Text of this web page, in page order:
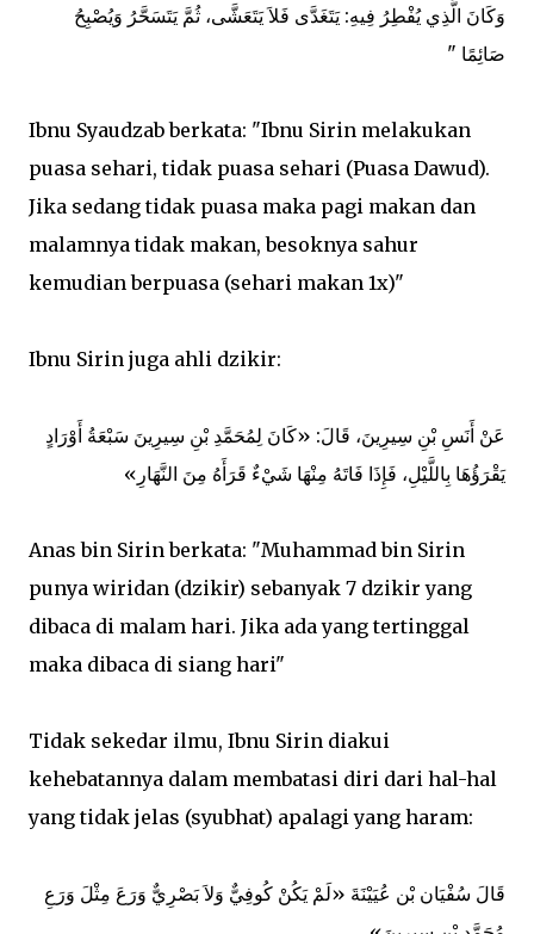
ﻭَﻛَﺎﻥَ اﻟَّﺬِﻱ ﻳُﻔْﻄِﺮُ ﻓِﻴﻪِ: ﻳَﺘَﻐَﺪَّﻯ ﻓَﻼَ ﻳَﺘَﻌَﺸَّﻰ، ﺛُﻢَّ ﻳَﺘَﺴَﺤَّﺮُ ﻭَﻳُﺼْﺒِﺢُ
ﺻَﺎﺋِﻤًﺎ "
Ibnu Syaudzab berkata: "Ibnu Sirin melakukan
puasa sehari, tidak puasa sehari (Puasa Dawud).
Jika sedang tidak puasa maka pagi makan dan
malamnya tidak makan, besoknya sahur
kemudian berpuasa (sehari makan 1x)"
Ibnu Sirin juga ahli dzikir:
ﻋَﻦْ ﺃَﻧَﺲِ ﺑْﻦِ ﺳِﻴﺮِﻳﻦَ، ﻗَﺎﻝَ: «ﻛَﺎﻥَ ﻟِﻤُﺤَﻤَّﺪِ ﺑْﻦِ ﺳِﻴﺮِﻳﻦَ ﺳَﺒْﻌَﺔُ ﺃَﻭْﺭَاﺩٍ
ﻳَﻘْﺮَﺅُﻫَﺎ ﺑِﺎﻟﻠَّﻴْﻞِ، ﻓَﺈِﺫَا ﻓَﺎﺗَﻪُ ﻣِﻨْﻬَﺎ ﺷَﻲْءٌ ﻗَﺮَﺃَﻩُ ﻣِﻦَ اﻟﻨَّﻬَﺎﺭِ»
Anas bin Sirin berkata: "Muhammad bin Sirin
punya wiridan (dzikir) sebanyak 7 dzikir yang
dibaca di malam hari. Jika ada yang tertinggal
maka dibaca di siang hari"
Tidak sekedar ilmu, Ibnu Sirin diakui
kehebatannya dalam membatasi diri dari hal-hal
yang tidak jelas (syubhat) apalagi yang haram:
ﻗَﺎﻝَ ﺳُﻔْﻴَﺎﻥ ﺑْﻦ ﻋُﻴَﻴْﻨَﺔَ «ﻟَﻢْ ﻳَﻜُﻦْ ﻛُﻮﻓِﻲٌّ ﻭَﻻَ ﺑَﺼْﺮِﻱٌّ ﻭَﺭَﻉَ ﻣِﺜْﻞَ ﻭَﺭَﻉِ